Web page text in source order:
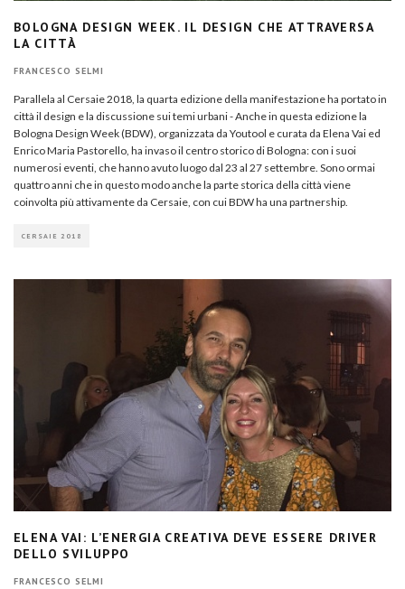
BOLOGNA DESIGN WEEK. IL DESIGN CHE ATTRAVERSA
LA CITTÀ
FRANCESCO SELMI
Parallela al Cersaie 2018, la quarta edizione della manifestazione ha portato in
città il design e la discussione sui temi urbani - Anche in questa edizione la
Bologna Design Week (BDW), organizzata da Youtool e curata da Elena Vai ed
Enrico Maria Pastorello, ha invaso il centro storico di Bologna: con i suoi
numerosi eventi, che hanno avuto luogo dal 23 al 27 settembre. Sono ormai
quattro anni che in questo modo anche la parte storica della città viene
coinvolta più attivamente da Cersaie, con cui BDW ha una partnership.
CERSAIE 2018
ELENA VAI: L’ENERGIA CREATIVA DEVE ESSERE DRIVER
DELLO SVILUPPO
FRANCESCO SELMI